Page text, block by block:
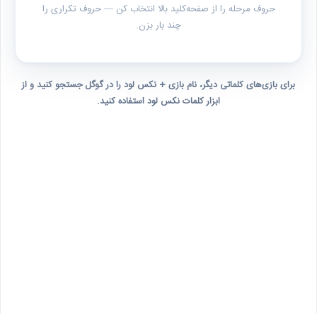
حروف مرحله را از صفحه‌کلید بالا انتخاب کن — حروف تکراری را
چند بار بزن.
برای بازی‌های کلماتی دیگر، نام بازی + نکس لود را در گوگل جستجو کنید و از
ابزار کلمات نکس لود استفاده کنید.